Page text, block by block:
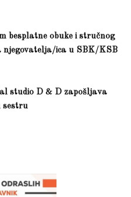
besplatne obuke i stručnog
njegovatelja/ica u SBK/KSB
studio D & D zapošljava
sestru